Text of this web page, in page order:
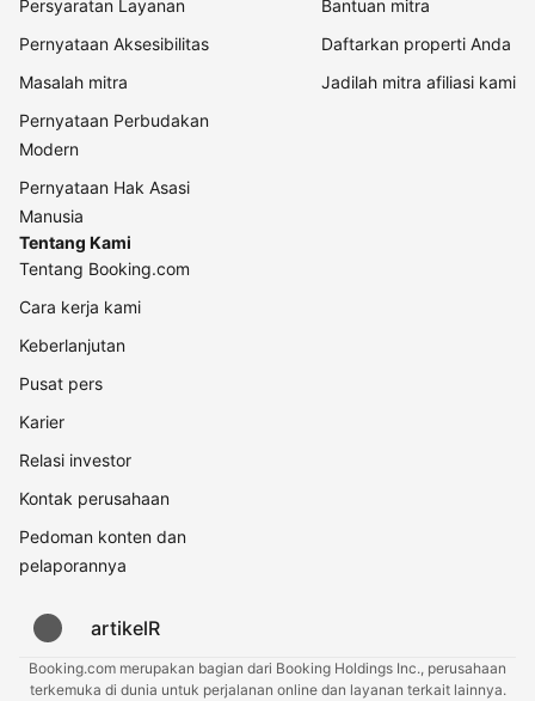
Persyaratan Layanan
Pernyataan Aksesibilitas
Masalah mitra
Pernyataan Perbudakan
Modern
Pernyataan Hak Asasi
Manusia
Bantuan mitra
Daftarkan properti Anda
Jadilah mitra afiliasi kami
Tentang Kami
Tentang Booking.com
Cara kerja kami
Keberlanjutan
Pusat pers
Karier
Relasi investor
Kontak perusahaan
Pedoman konten dan
pelaporannya
artikelR
Booking.com merupakan bagian dari Booking Holdings Inc., perusahaan
terkemuka di dunia untuk perjalanan online dan layanan terkait lainnya.